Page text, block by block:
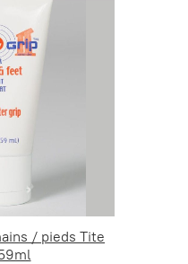
/ pieds Tite